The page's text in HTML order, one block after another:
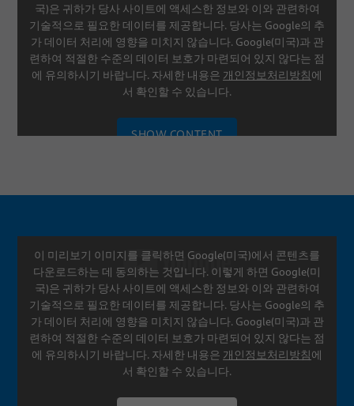
국)은 귀하가 당사 사이트에 액세스한 정보와 이와 관련하여
기술적으로 필요한 데이터를 제공합니다. 당사는 Google의 추
가 데이터 처리에 영향을 미치지 않습니다. Google(미국)과 관
련하여 적절한 수준의 데이터 보호가 마련되어 있지 않다는 점
에 유의하시기 바랍니다. 자세한 내용은 개인정보처리방침에
서 확인할 수 있습니다.
SHOW CONTENT
이 미리보기 이미지를 클릭하면 Google(미국)에서 콘텐츠를
다운로드하는 데 동의하는 것입니다. 이렇게 하면 Google(미
국)은 귀하가 당사 사이트에 액세스한 정보와 이와 관련하여
기술적으로 필요한 데이터를 제공합니다. 당사는 Google의 추
가 데이터 처리에 영향을 미치지 않습니다. Google(미국)과 관
련하여 적절한 수준의 데이터 보호가 마련되어 있지 않다는 점
에 유의하시기 바랍니다. 자세한 내용은 개인정보처리방침에
서 확인할 수 있습니다.